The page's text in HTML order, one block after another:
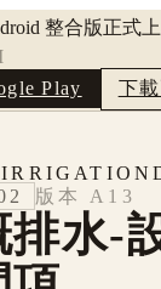
整合版正式
Play 下
版本 A13
排水-